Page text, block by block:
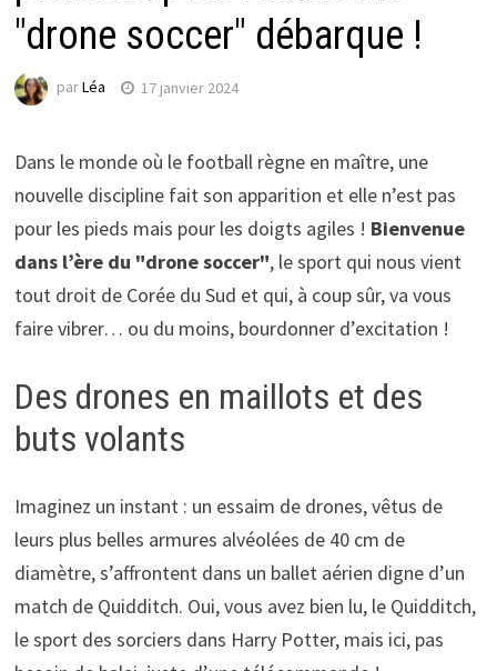
"drone soccer" débarque !
parLéa 17 janvier 2024
Dans le monde où le football règne en maître, une
nouvelle discipline fait son apparition et elle n’est pas
pour les pieds mais pour les doigts agiles ! Bienvenue
dans l’ère du "drone soccer", le sport qui nous vient
tout droit de Corée du Sud et qui, à coup sûr, va vous
faire vibrer… ou du moins, bourdonner d’excitation !
Des drones en maillots et des
buts volants
Imaginez un instant : un essaim de drones, vêtus de
leurs plus belles armures alvéolées de 40 cm de
diamètre, s’affrontent dans un ballet aérien digne d’un
match de Quidditch. Oui, vous avez bien lu, le Quidditch,
le sport des sorciers dans Harry Potter, mais ici, pas